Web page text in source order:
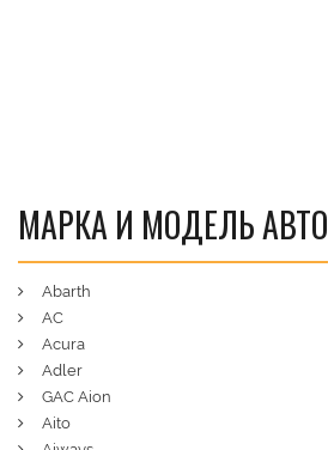
МАРКА И МОДЕЛЬ АВТО
Abarth
AC
Acura
Adler
GAC Aion
Aito